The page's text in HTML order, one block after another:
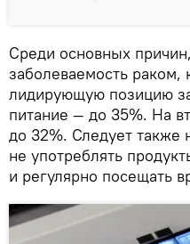
Среди основных
заболеваемость раком,
лидирующую позицию
питание — до 35%. На
до 32%. Следует также
не употреблять
и регулярно посещать